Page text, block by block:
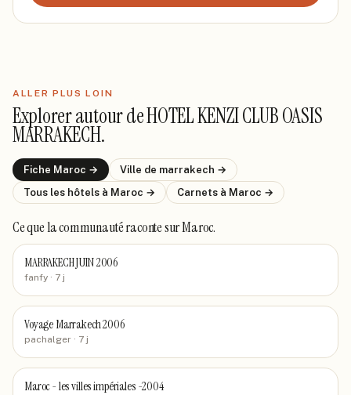
ALLER PLUS LOIN
Explorer autour deHOTEL KENZI CLUB OASIS
MARRAKECH.
Fiche Maroc → Ville de marrakech →
Tous les hôtels à Maroc → Carnets à Maroc →
Ce que la communauté racontesur Maroc.
MARRAKECH JUIN 2006
fanfy · 7 j
Voyage Marrakech 2006
pachalger · 7 j
Maroc - les villes impériales -2004